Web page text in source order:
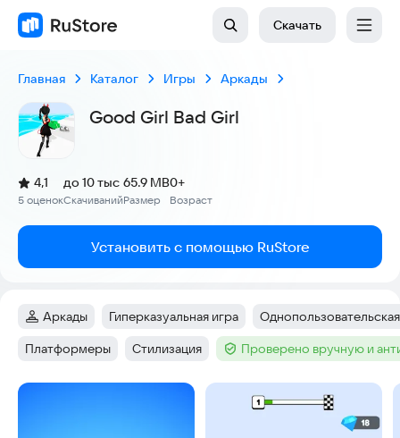
Скачать
Главная Каталог Игры Аркады
Good Girl Bad Girl
Рейтинг:
4,1
(
5 оценок
)
Скачиваний
до 10 тыс
Размер
65.9 MB
Возраст
0+
Установить с помощью RuStore
Категория:
Аркады Тег:
Гиперказуальная игра Тег:
Тег:
Платформеры Тег:
Стилизация Тег :Проверено вручную и
Скриншоты